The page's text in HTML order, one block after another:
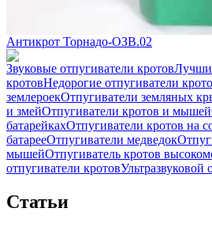
Антикрот Торнадо-ОЗВ.02
Звуковые отпугиватели кротов
кротовНедорогие отпугиватели
землероекОтпугиватели земляных
и змейОтпугиватели кротов и мышей
батарейкахОтпугиватели кротов на
батарееОтпугиватели медведок
мышейОтпугиватель кротов
отпугиватели кротовУльтразвуковой
Статьи